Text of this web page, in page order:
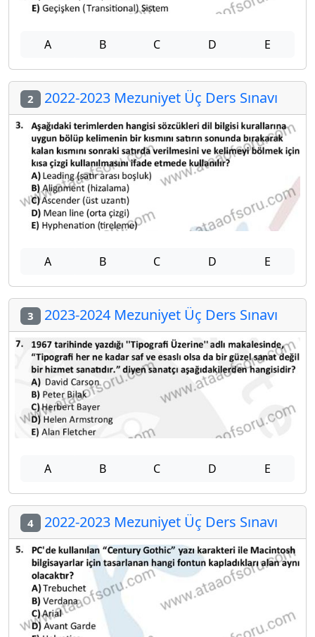
A B C D E
2 2022-2023 Mezuniyet Üç Ders Sınavı
A B C D E
3 2023-2024 Mezuniyet Üç Ders Sınavı
A B C D E
4 2022-2023 Mezuniyet Üç Ders Sınavı